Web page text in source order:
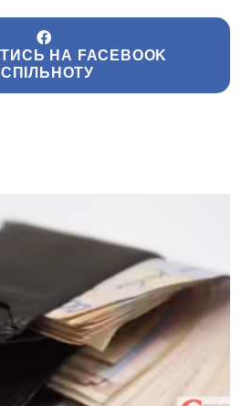
НА FACEBOOK
СПІЛЬНОТУ